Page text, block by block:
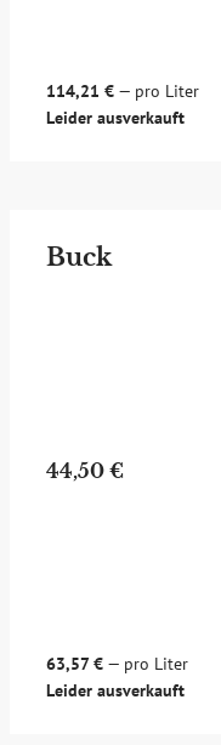
114,21 € — pro Liter
Leider ausverkauft
Buck
44,50 €
63,57 € — pro Liter
Leider ausverkauft